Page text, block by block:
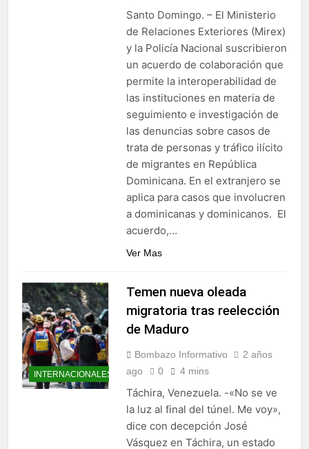
Santo Domingo. – El Ministerio
de Relaciones Exteriores (Mirex)
y la Policía Nacional suscribieron
un acuerdo de colaboración que
permite la interoperabilidad de
las instituciones en materia de
seguimiento e investigación de
las denuncias sobre casos de
trata de personas y tráfico ilícito
de migrantes en República
Dominicana. En el extranjero se
aplica para casos que involucren
a dominicanas y dominicanos. El
acuerdo,…
Ver Mas
INTERNACIONALES
Temen nueva oleada
migratoria tras reelección
de Maduro
Bombazo Informativo
2 años
ago
0 4 mins
Táchira, Venezuela. -«No se ve
la luz al final del túnel. Me voy»,
dice con decepción José
Vásquez en Táchira, un estado